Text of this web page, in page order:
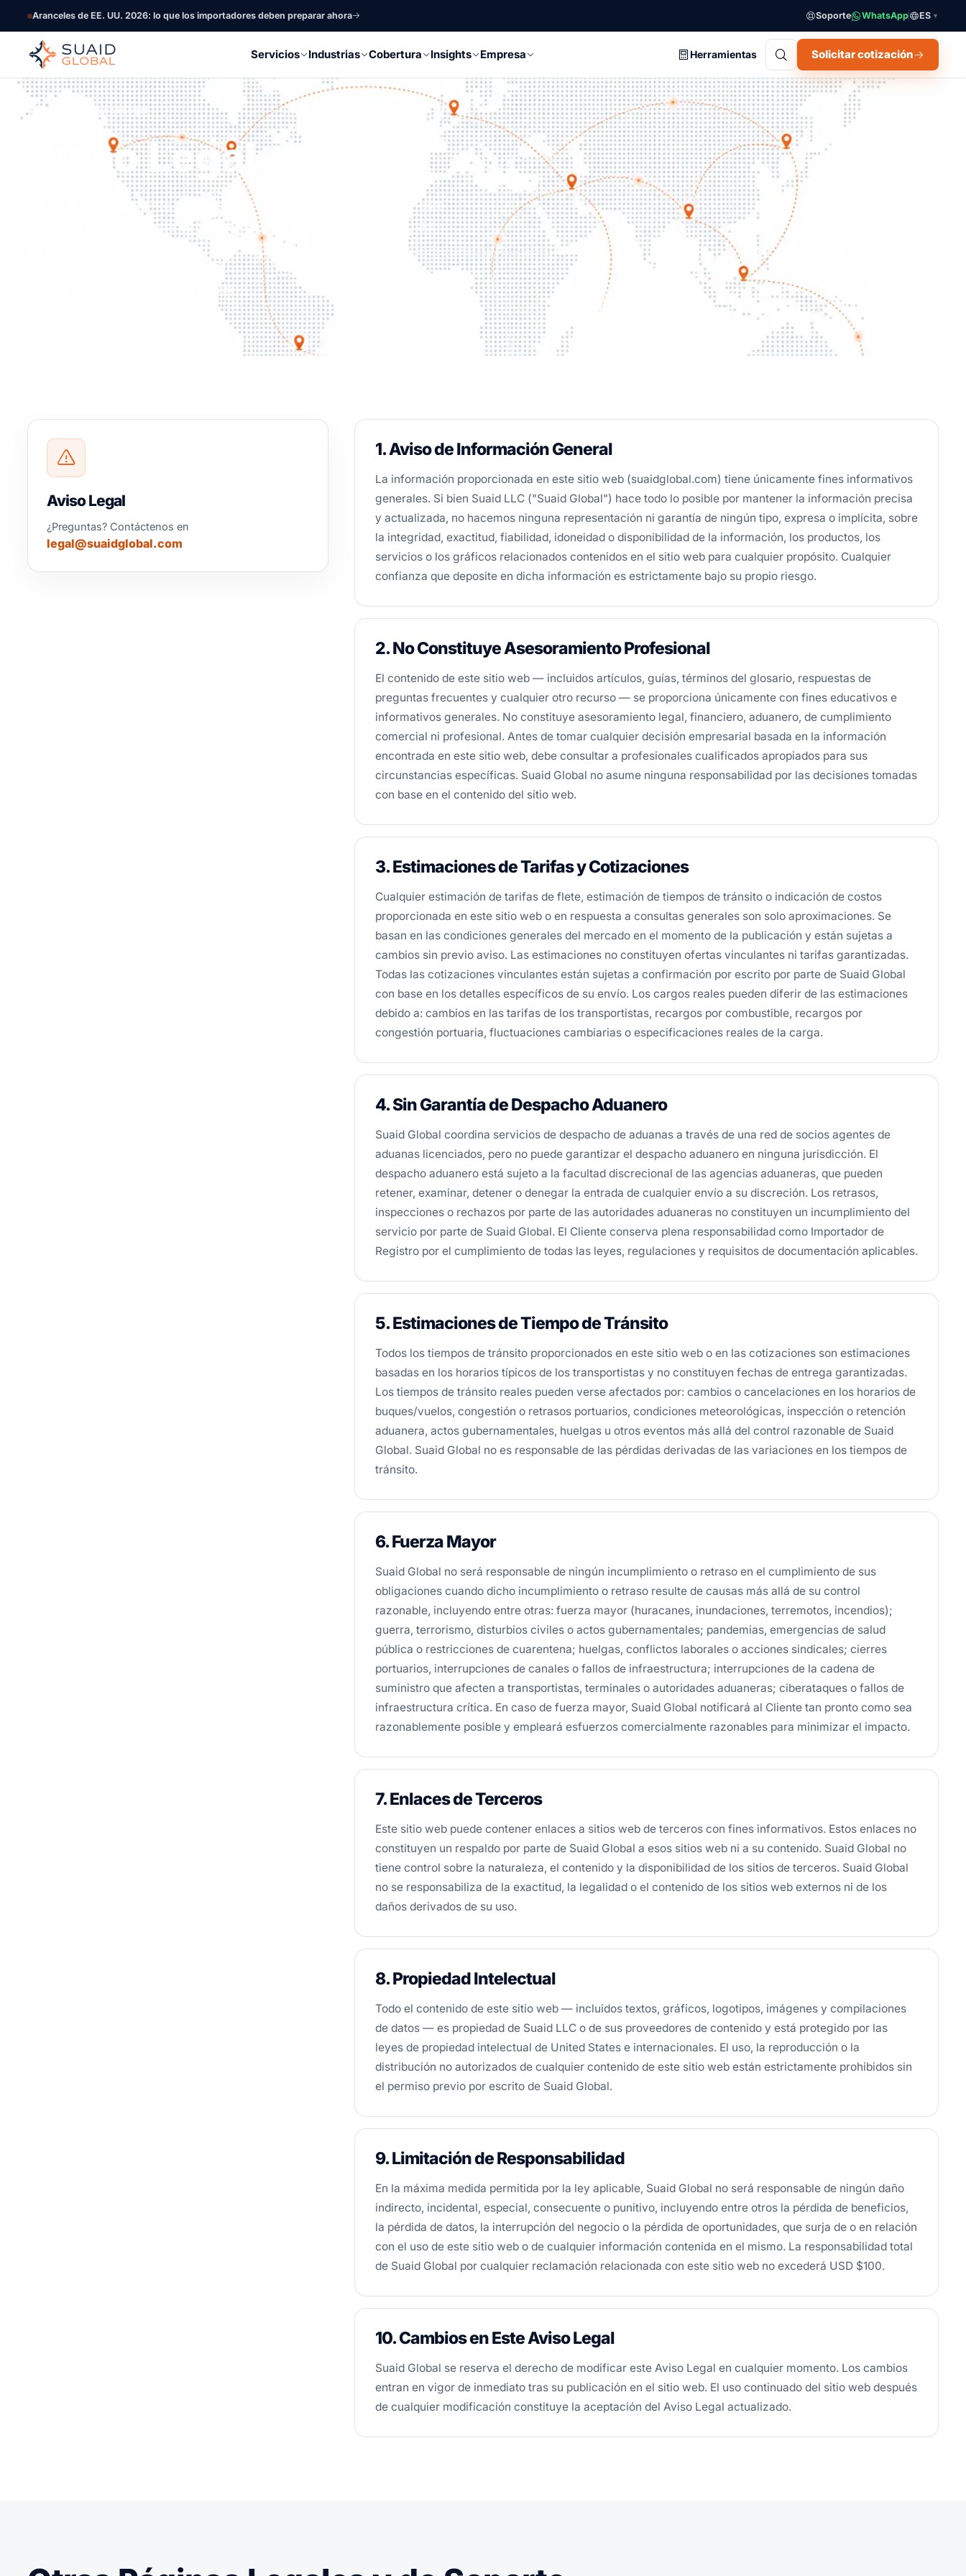
Aranceles de EE. UU. 2026: lo que los importadores deben preparar ahora Soporte WhatsApp ES ▼
Servicios Industrias Cobertura Insights Empresa Herramientas Solicitar cotización
Inicio Aviso Legal
Aviso Legal
Información importante sobre las limitaciones del contenido de este
sitio web y la naturaleza de los compromisos de servicio de Suaid
Última actualización: 1 de febrero de 2026
Aviso Legal
¿Preguntas? Contáctenos en
legal@suaidglobal.com
1. Aviso de Información General
La información proporcionada en este sitio web (suaidglobal.com) tiene únicamente fines informativos
generales. Si bien Suaid LLC ("Suaid Global") hace todo lo posible por mantener la información precisa
y actualizada, no hacemos ninguna representación ni garantía de ningún tipo, expresa o implícita, sobre
la integridad, exactitud, fiabilidad, idoneidad o disponibilidad de la información, los productos, los
servicios o los gráficos relacionados contenidos en el sitio web para cualquier propósito. Cualquier
confianza que deposite en dicha información es estrictamente bajo su propio riesgo.
2. No Constituye Asesoramiento Profesional
El contenido de este sitio web — incluidos artículos, guías, términos del glosario, respuestas de
preguntas frecuentes y cualquier otro recurso — se proporciona únicamente con fines educativos e
informativos generales. No constituye asesoramiento legal, financiero, aduanero, de cumplimiento
comercial ni profesional. Antes de tomar cualquier decisión empresarial basada en la información
encontrada en este sitio web, debe consultar a profesionales cualificados apropiados para sus
circunstancias específicas. Suaid Global no asume ninguna responsabilidad por las decisiones tomadas
con base en el contenido del sitio web.
3. Estimaciones de Tarifas y Cotizaciones
Cualquier estimación de tarifas de flete, estimación de tiempos de tránsito o indicación de costos
proporcionada en este sitio web o en respuesta a consultas generales son solo aproximaciones. Se
basan en las condiciones generales del mercado en el momento de la publicación y están sujetas a
cambios sin previo aviso. Las estimaciones no constituyen ofertas vinculantes ni tarifas garantizadas.
Todas las cotizaciones vinculantes están sujetas a confirmación por escrito por parte de Suaid Global
con base en los detalles específicos de su envío. Los cargos reales pueden diferir de las estimaciones
debido a: cambios en las tarifas de los transportistas, recargos por combustible, recargos por
congestión portuaria, fluctuaciones cambiarias o especificaciones reales de la carga.
4. Sin Garantía de Despacho Aduanero
Suaid Global coordina servicios de despacho de aduanas a través de una red de socios agentes de
aduanas licenciados, pero no puede garantizar el despacho aduanero en ninguna jurisdicción. El
despacho aduanero está sujeto a la facultad discrecional de las agencias aduaneras, que pueden
retener, examinar, detener o denegar la entrada de cualquier envío a su discreción. Los retrasos,
inspecciones o rechazos por parte de las autoridades aduaneras no constituyen un incumplimiento del
servicio por parte de Suaid Global. El Cliente conserva plena responsabilidad como Importador de
Registro por el cumplimiento de todas las leyes, regulaciones y requisitos de documentación aplicables.
5. Estimaciones de Tiempo de Tránsito
Todos los tiempos de tránsito proporcionados en este sitio web o en las cotizaciones son estimaciones
basadas en los horarios típicos de los transportistas y no constituyen fechas de entrega garantizadas.
Los tiempos de tránsito reales pueden verse afectados por: cambios o cancelaciones en los horarios de
buques/vuelos, congestión o retrasos portuarios, condiciones meteorológicas, inspección o retención
aduanera, actos gubernamentales, huelgas u otros eventos más allá del control razonable de Suaid
Global. Suaid Global no es responsable de las pérdidas derivadas de las variaciones en los tiempos de
tránsito.
6. Fuerza Mayor
Suaid Global no será responsable de ningún incumplimiento o retraso en el cumplimiento de sus
obligaciones cuando dicho incumplimiento o retraso resulte de causas más allá de su control
razonable, incluyendo entre otras: fuerza mayor (huracanes, inundaciones, terremotos, incendios);
guerra, terrorismo, disturbios civiles o actos gubernamentales; pandemias, emergencias de salud
pública o restricciones de cuarentena; huelgas, conflictos laborales o acciones sindicales; cierres
portuarios, interrupciones de canales o fallos de infraestructura; interrupciones de la cadena de
suministro que afecten a transportistas, terminales o autoridades aduaneras; ciberataques o fallos de
infraestructura crítica. En caso de fuerza mayor, Suaid Global notificará al Cliente tan pronto como sea
razonablemente posible y empleará esfuerzos comercialmente razonables para minimizar el impacto.
7. Enlaces de Terceros
Este sitio web puede contener enlaces a sitios web de terceros con fines informativos. Estos enlaces no
constituyen un respaldo por parte de Suaid Global a esos sitios web ni a su contenido. Suaid Global no
tiene control sobre la naturaleza, el contenido y la disponibilidad de los sitios de terceros. Suaid Global
no se responsabiliza de la exactitud, la legalidad o el contenido de los sitios web externos ni de los
daños derivados de su uso.
8. Propiedad Intelectual
Todo el contenido de este sitio web — incluidos textos, gráficos, logotipos, imágenes y compilaciones
de datos — es propiedad de Suaid LLC o de sus proveedores de contenido y está protegido por las
leyes de propiedad intelectual de United States e internacionales. El uso, la reproducción o la
distribución no autorizados de cualquier contenido de este sitio web están estrictamente prohibidos sin
el permiso previo por escrito de Suaid Global.
9. Limitación de Responsabilidad
En la máxima medida permitida por la ley aplicable, Suaid Global no será responsable de ningún daño
indirecto, incidental, especial, consecuente o punitivo, incluyendo entre otros la pérdida de beneficios,
la pérdida de datos, la interrupción del negocio o la pérdida de oportunidades, que surja de o en relación
con el uso de este sitio web o de cualquier información contenida en el mismo. La responsabilidad total
de Suaid Global por cualquier reclamación relacionada con este sitio web no excederá USD $100.
10. Cambios en Este Aviso Legal
Suaid Global se reserva el derecho de modificar este Aviso Legal en cualquier momento. Los cambios
entran en vigor de inmediato tras su publicación en el sitio web. El uso continuado del sitio web después
de cualquier modificación constituye la aceptación del Aviso Legal actualizado.